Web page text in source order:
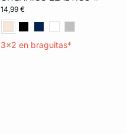
14,99 €
3x2 en braguitas*